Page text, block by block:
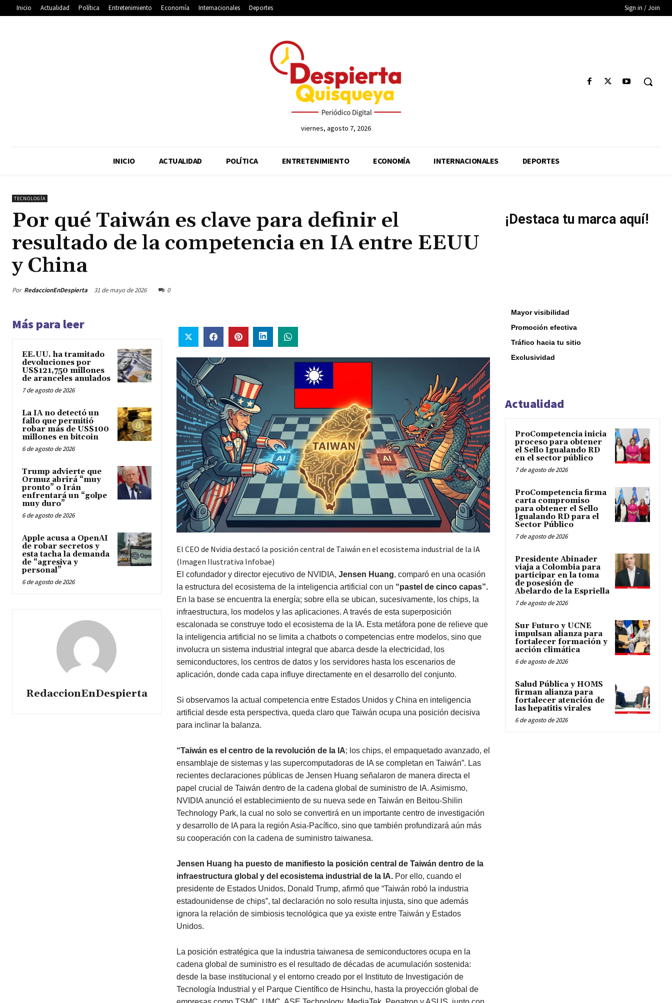
Inicio Actualidad Política Entretenimiento Economía Internacionales Deportes Sign in / Join
viernes, agosto 7, 2026
INICIO ACTUALIDAD POLÍTICA ENTRETENIMIENTO ECONOMÍA INTERNACIONALES DEPORTES
TECNOLOGÍA
Por qué Taiwán es clave para definir el
resultado de la competencia en IA entre EEUU
y China
Por RedaccionEnDespierta 31 de mayo de 2026 0
Más para leer
EE.UU. ha tramitado
devoluciones por
US$121,750 millones
de aranceles anulados
7 de agosto de 2026
La IA no detectó un
fallo que permitió
robar más de US$100
millones en bitcoin
6 de agosto de 2026
Trump advierte que
Ormuz abrirá “muy
pronto” o Irán
enfrentará un “golpe
muy duro”
6 de agosto de 2026
Apple acusa a OpenAI
de robar secretos y
esta tacha la demanda
de “agresiva y
personal”
6 de agosto de 2026
RedaccionEnDespierta
El CEO de Nvidia destacó la posición central de Taiwán en el ecosistema industrial de la IA
(Imagen Ilustrativa Infobae)
El cofundador y director ejecutivo de NVIDIA, Jensen Huang, comparó en una ocasión
la estructura del ecosistema de la inteligencia artificial con un “pastel de cinco capas”.
En la base se encuentra la energía; sobre ella se ubican, sucesivamente, los chips, la
infraestructura, los modelos y las aplicaciones. A través de esta superposición
escalonada se construye todo el ecosistema de la IA. Esta metáfora pone de relieve que
la inteligencia artificial no se limita a chatbots o competencias entre modelos, sino que
involucra un sistema industrial integral que abarca desde la electricidad, los
semiconductores, los centros de datos y los servidores hasta los escenarios de
aplicación, donde cada capa influye directamente en el desarrollo del conjunto.
Si observamos la actual competencia entre Estados Unidos y China en inteligencia
artificial desde esta perspectiva, queda claro que Taiwán ocupa una posición decisiva
para inclinar la balanza.
“Taiwán es el centro de la revolución de la IA; los chips, el empaquetado avanzado, el
ensamblaje de sistemas y las supercomputadoras de IA se completan en Taiwán”. Las
recientes declaraciones públicas de Jensen Huang señalaron de manera directa el
papel crucial de Taiwán dentro de la cadena global de suministro de IA. Asimismo,
NVIDIA anunció el establecimiento de su nueva sede en Taiwán en Beitou-Shilin
Technology Park, la cual no solo se convertirá en un importante centro de investigación
y desarrollo de IA para la región Asia-Pacífico, sino que también profundizará aún más
su cooperación con la cadena de suministro taiwanesa.
Jensen Huang ha puesto de manifiesto la posición central de Taiwán dentro de la
infraestructura global y del ecosistema industrial de la IA.Por ello, cuando el
presidente de Estados Unidos, Donald Trump, afirmó que “Taiwán robó la industria
estadounidense de chips”, tal declaración no solo resulta injusta, sino que además
ignora la relación de simbiosis tecnológica que ya existe entre Taiwán y Estados
Unidos.
La posición estratégica que la industria taiwanesa de semiconductores ocupa en la
cadena global de suministro es el resultado de décadas de acumulación sostenida:
desde la base institucional y el entorno creado por el Instituto de Investigación de
Tecnología Industrial y el Parque Científico de Hsinchu, hasta la proyección global de
¡Destaca tu marca aquí!
Mayor visibilidad
Promoción efectiva
Tráfico hacia tu sitio
Exclusividad
Actualidad
ProCompetencia inicia
proceso para obtener
el Sello Igualando RD
en el sector público
7 de agosto de 2026
ProCompetencia firma
carta compromiso
para obtener el Sello
Igualando RD para el
Sector Público
7 de agosto de 2026
Presidente Abinader
viaja a Colombia para
participar en la toma
de posesión de
Abelardo de la Espriella
7 de agosto de 2026
Sur Futuro y UCNE
impulsan alianza para
fortalecer formación y
acción climática
6 de agosto de 2026
Salud Pública y HOMS
firman alianza para
fortalecer atención de
las hepatitis virales
6 de agosto de 2026